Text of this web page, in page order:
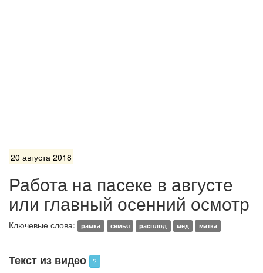
20 августа 2018
Работа на пасеке в августе
или главный осенний осмотр
Ключевые слова: рамка семья расплод мед матка
Текст из видео ?